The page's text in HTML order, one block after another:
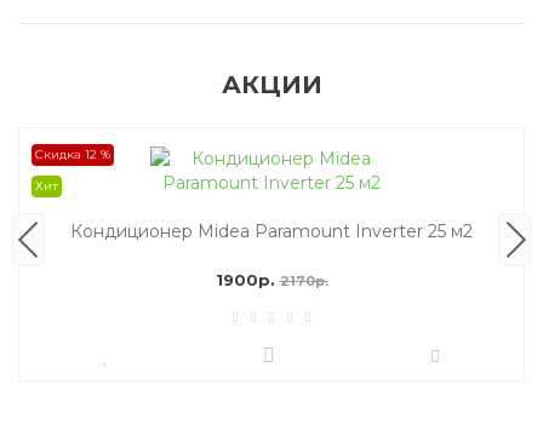
АКЦИИ
Скидка 12 %
Хит
Кондиционер Midea Paramount Inverter 25 м2
1900р. 2170р.